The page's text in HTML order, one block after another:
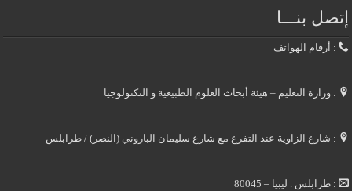
إتصل بنـــا
: أرقام الهواتف
: وزارة التعليم – هيئة أبحاث العلوم الطبيعية و التكنولوجيا
: شارع الزاوية عند التفرع مع شارع سليمان الباروني (النصر) / طرابلس
: طرابلس . ليبيا – 80045